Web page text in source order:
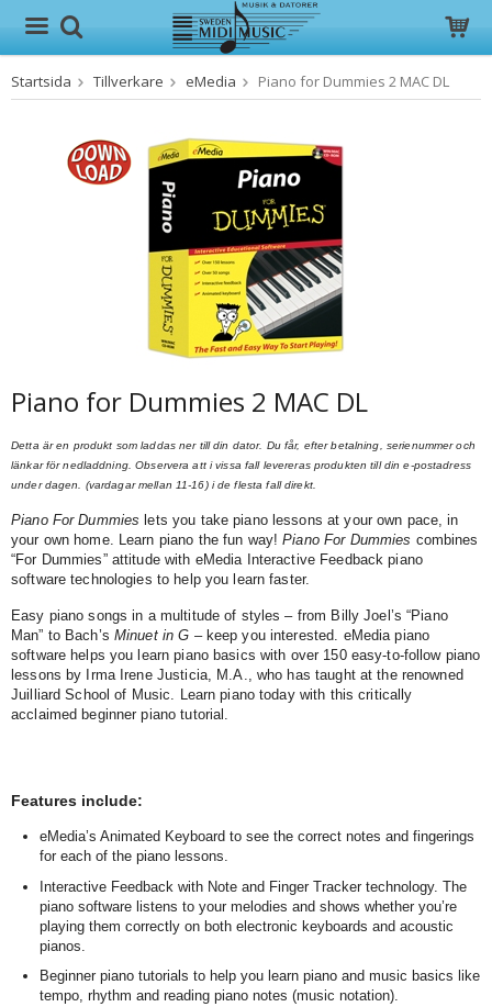
Produkten har blivit tillagd i varukorgen
Startsida Tillverkare eMedia Piano for Dummies 2 MAC DL
Piano for Dummies 2 MAC DL
Detta är en produkt som laddas ner till din dator. Du får, efter betalning, serienummer och
länkar för nedladdning. Observera att i vissa fall levereras produkten till din e-postadress
under dagen. (vardagar mellan 11-16) i de flesta fall direkt.
Piano For Dummies lets you take piano lessons at your own pace, in
your own home. Learn piano the fun way!Piano For Dummies combines
“For Dummies” attitude with eMedia Interactive Feedback piano
software technologies to help you learn faster.
Easy piano songs in a multitude of styles – from Billy Joel’s “Piano
Man” to Bach’s Minuet in G – keep you interested. eMedia piano
software helps you learn piano basics with over 150 easy-to-follow piano
lessons by Irma Irene Justicia, M.A., who has taught at the renowned
Juilliard School of Music. Learn piano today with this critically
acclaimed beginner piano tutorial.
Features include:
eMedia’s Animated Keyboard to see the correct notes and fingerings
for each of the piano lessons.
Interactive Feedback with Note and Finger Tracker technology. The
piano software listens to your melodies and shows whether you’re
playing them correctly on both electronic keyboards and acoustic
pianos.
Beginner piano tutorials to help you learn piano and music basics like
tempo, rhythm and reading piano notes (music notation).